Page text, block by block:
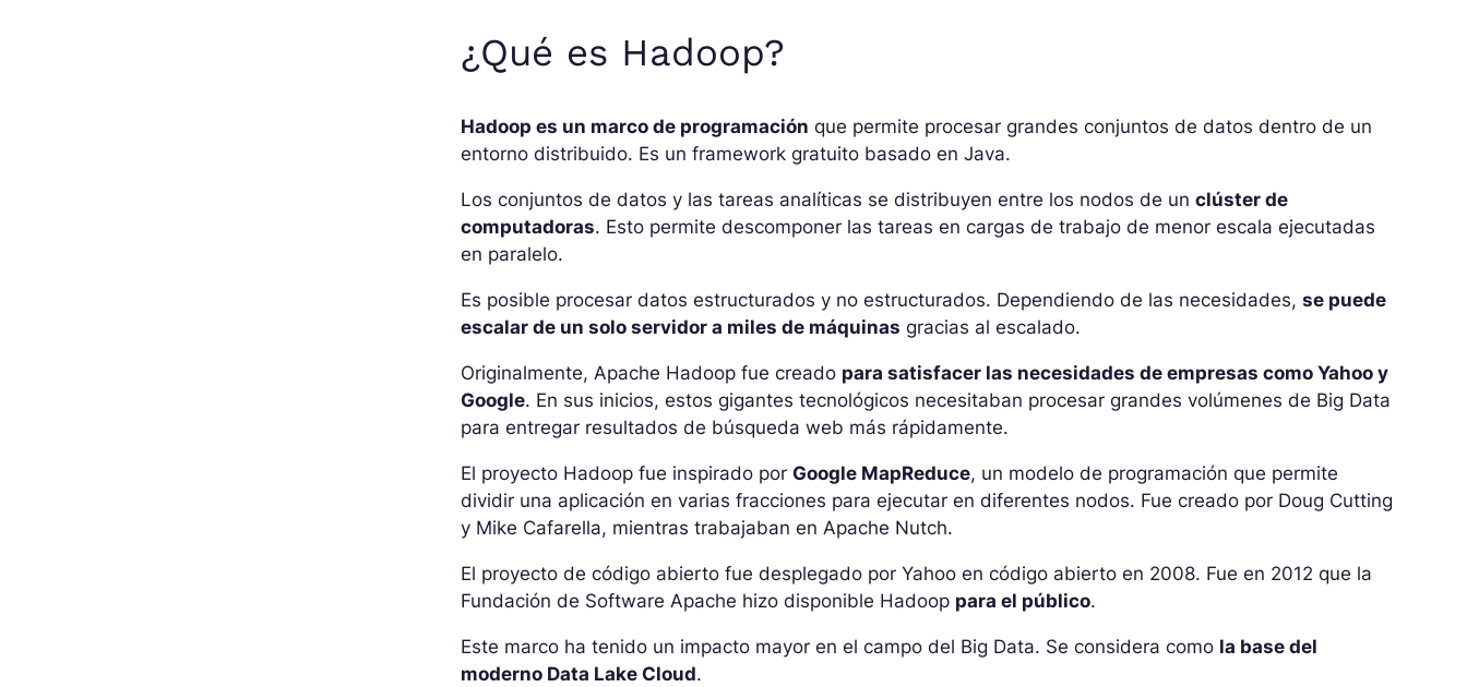
¿Qué es Hadoop?
Hadoop es un marco de programación que permite procesar grandes conjuntos de datos dentro de un
entorno distribuido. Es un framework gratuito basado en Java.
Los conjuntos de datos y las tareas analíticas se distribuyen entre los nodos de unclúster de
computadoras. Esto permite descomponer las tareas en cargas de trabajo de menor escala ejecutadas
en paralelo.
Es posible procesar datos estructurados y no estructurados. Dependiendo de las necesidades,se puede
escalar de un solo servidor a miles de máquinas gracias al escalado.
Originalmente, Apache Hadoop fue creado para satisfacer las necesidades de empresas como Yahoo y
Google. En sus inicios, estos gigantes tecnológicos necesitaban procesar grandes volúmenes de Big Data
para entregar resultados de búsqueda web más rápidamente.
El proyecto Hadoop fue inspirado porGoogle MapReduce, un modelo de programación que permite
dividir una aplicación en varias fracciones para ejecutar en diferentes nodos. Fue creado por Doug Cutting
y Mike Cafarella, mientras trabajaban en Apache Nutch.
El proyecto de código abierto fue desplegado por Yahoo en código abierto en 2008. Fue en 2012 que la
Fundación de Software Apache hizo disponible Hadoop para el público.
Este marco ha tenido un impacto mayor en el campo del Big Data. Se considera como la base del
moderno Data Lake Cloud.